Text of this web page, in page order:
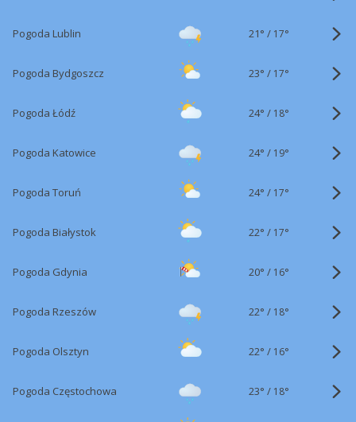
Pogoda Lublin 21° / 17°
Pogoda Bydgoszcz 23° / 17°
Pogoda Łódź 24° / 18°
Pogoda Katowice 24° / 19°
Pogoda Toruń 24° / 17°
Pogoda Białystok 22° / 17°
Pogoda Gdynia 20° / 16°
Pogoda Rzeszów 22° / 18°
Pogoda Olsztyn 22° / 16°
Pogoda Częstochowa 23° / 18°